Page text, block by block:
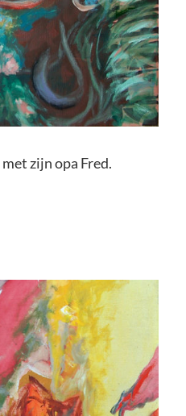
zijn opa Fred.